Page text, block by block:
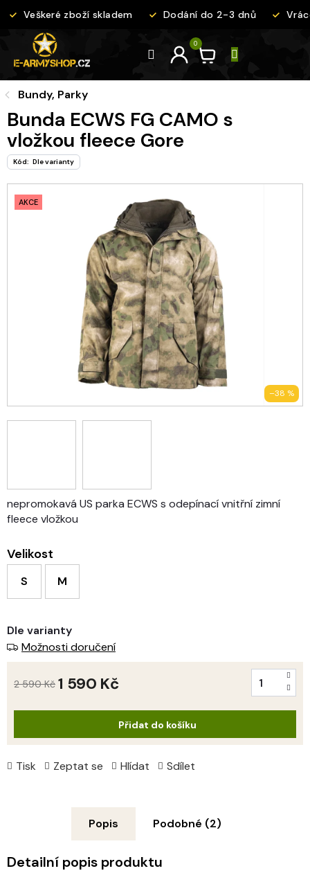
na
Veškeré zboží skladem Dodání do 2-3 dnů
Bundy, Parky
Bunda ECWS FG CAMO s
vložkou fleece Gore
Kód: Dle varianty
–38 %
AKCE
Velikost
S M
nepromokavá US parka ECWS s odepínací vnitřní zimní
fleece vložkou
Tisk Zeptat se Hlídat Sdílet
Dle varianty
Možnosti doručení
2 590 Kč 1 590 KčMěrná
Přidat do košíku
Popis Podobné (2)
Detailní popis produktu